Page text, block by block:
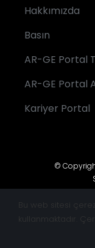
Hakkımızda
Basın
AR-GE Portal
AR-GE Portal
Kariyer Portal
©
Bu web sitesi
kullanmaktadır.